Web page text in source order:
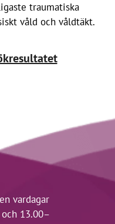
traumatiska
våld och våldtäkt.
vardagar
13.00–